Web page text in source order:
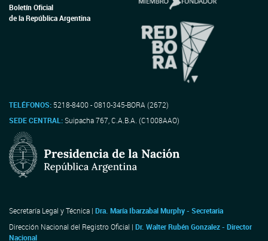
Boletín Oficial
de la República Argentina
TELÉFONOS: 5218-8400 - 0810-345-BORA (2672)
SEDE CENTRAL:Suipacha 767, C.A.B.A. (C1008AAO)
Secretaría Legal y Técnica | Dra. María Ibarzabal Murphy - Secretaria
Dirección Nacional del Registro Oficial | Dr. Walter Rubén Gonzalez - Director
Nacional